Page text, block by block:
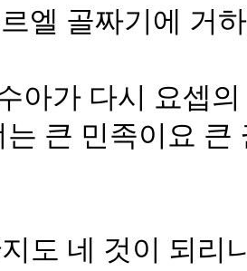
엘 골짜기에 거
아가 다시 요셉
는 큰 민족이요
지도 네 것이 되리